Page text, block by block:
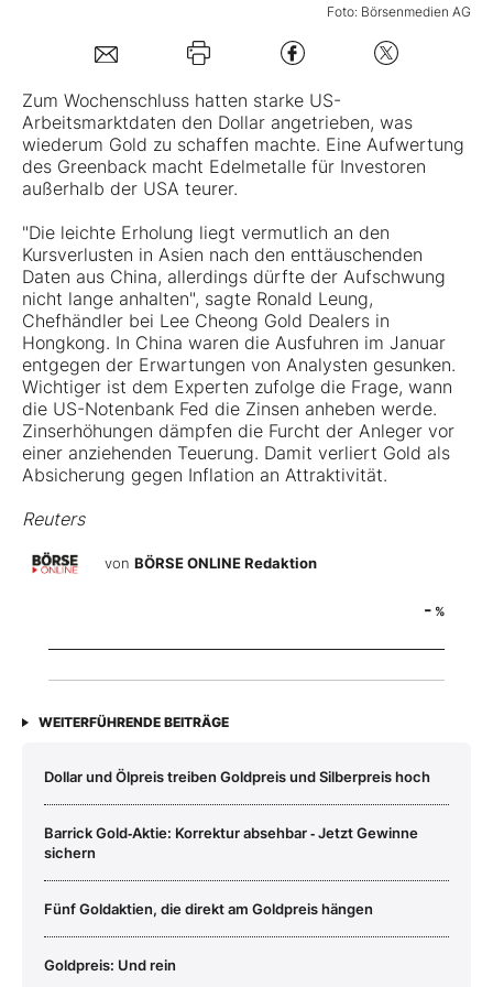
Mein B:O
Mein Konto
Folgen Sie uns
Kontakt
Foto: Börsenmedien AG
Zum Wochenschluss hatten starke US-
Arbeitsmarktdaten den Dollar angetrieben, was
wiederum Gold zu schaffen machte. Eine Aufwertung
des Greenback macht Edelmetalle für Investoren
außerhalb der USA teurer.
"Die leichte Erholung liegt vermutlich an den
Kursverlusten in Asien nach den enttäuschenden
Daten aus China, allerdings dürfte der Aufschwung
nicht lange anhalten", sagte Ronald Leung,
Chefhändler bei Lee Cheong Gold Dealers in
Hongkong. In China waren die Ausfuhren im Januar
entgegen der Erwartungen von Analysten gesunken.
Wichtiger ist dem Experten zufolge die Frage, wann
die US-Notenbank Fed die Zinsen anheben werde.
Zinserhöhungen dämpfen die Furcht der Anleger vor
einer anziehenden Teuerung. Damit verliert Gold als
Absicherung gegen Inflation an Attraktivität.
Reuters
von BÖRSE ONLINE Redaktion
- %
WEITERFÜHRENDE BEITRÄGE
Dollar und Ölpreis treiben Goldpreis und Silberpreis hoch
Barrick Gold‑Aktie: Korrektur absehbar ‑ Jetzt Gewinne
sichern
Fünf Goldaktien, die direkt am Goldpreis hängen
Goldpreis: Und rein